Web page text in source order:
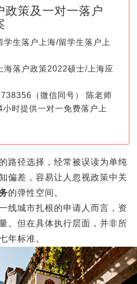
政策及一对一落户
学生落户上海/留学生落户上
海落户政策2022硕士/上海应
（微信同号） 陈老师
时提供一对一免费落户上
径选择，经常被误读为单纯
偏差，容易让人忽视政策中关
的弹性空间。
城市扎根的申请人而言，资
。但在具体执行层面，并非所
年标准。